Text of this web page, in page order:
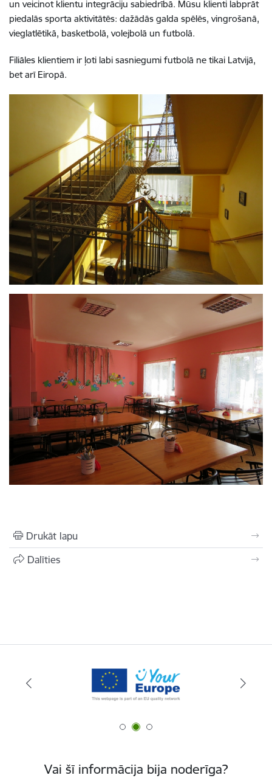
un veicinot klientu integrāciju sabiedrībā. Mūsu klienti labprāt
piedalās sporta aktivitātēs: dažādās galda spēlēs, vingrošanā,
vieglatlētikā, basketbolā, volejbolā un futbolā.
Filiāles klientiem ir ļoti labi sasniegumi futbolā ne tikai Latvijā,
bet arī Eiropā.
Drukāt lapu
Dalīties
Vai šī informācija bija noderīga?